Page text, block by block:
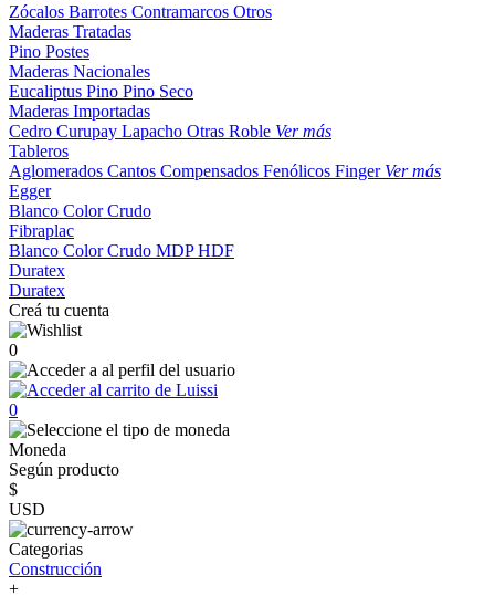
Zócalos Barrotes Contramarcos Otros
Maderas Tratadas
Pino Postes
Maderas Nacionales
Eucaliptus Pino Pino Seco
Maderas Importadas
Cedro Curupay Lapacho Otras Roble Ver más
Tableros
Aglomerados Cantos Compensados Fenólicos Finger Ver más
Egger
Blanco ColorCrudo
Fibraplac
Blanco ColorCrudo MDPHDF
Duratex
Duratex
Creá tu cuenta
0
0
Moneda
Según producto
$
USD
Categorias
Construcción
+